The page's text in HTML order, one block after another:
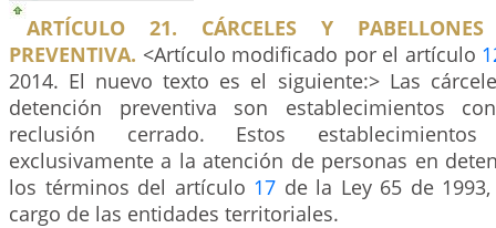
ARTÍCULO 21. CÁRCELES Y
PREVENTIVA. <Artículo modificado por el artículo
2014. El nuevo texto es el siguiente:> Las
detención preventiva son establecimientos
reclusión cerrado. Estos
exclusivamente a la atención de personas en
los términos del artículo 17 de la Ley 65 de
cargo de las entidades territoriales.